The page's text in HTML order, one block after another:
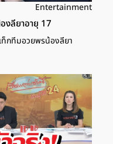
Entertainment
งลียาอายุ 17
กทีมอวยพรน้องลียา